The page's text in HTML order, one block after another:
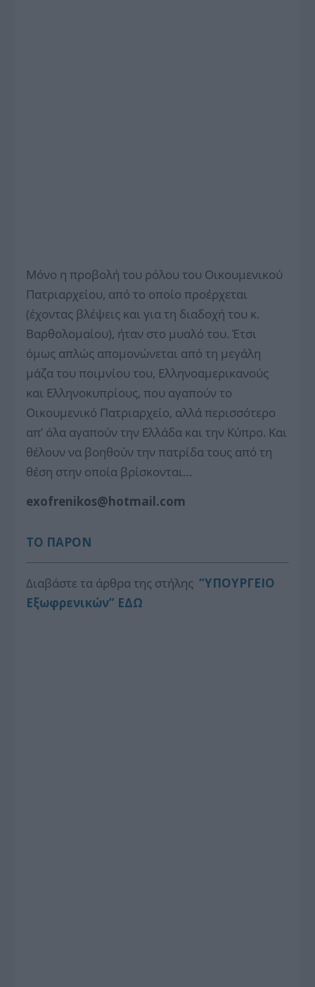
Μόνο η προβολή του ρόλου του Οικουμενικού
Πατριαρχείου, από το οποίο προέρχεται
(έχοντας βλέψεις και για τη διαδοχή του κ.
Βαρθολομαίου), ήταν στο μυαλό του. Έτσι
όμως απλώς απομονώνεται από τη μεγάλη
μάζα του ποιμνίου του, Ελληνοαμερικανούς
και Ελληνοκυπρίους, που αγαπούν το
Οικουμενικό Πατριαρχείο, αλλά περισσότερο
απ’ όλα αγαπούν την Ελλάδα και την Κύπρο. Και
θέλουν να βοηθούν την πατρίδα τους από τη
θέση στην οποία βρίσκονται…
exofrenikos@hotmail.com
ΤΟ ΠΑΡΟΝ
Διαβάστε τα άρθρα της στήλης“ΥΠΟΥΡΓΕΙΟ
Εξωφρενικών” ΕΔΩ